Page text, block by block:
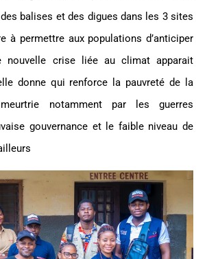
balises et des digues dans les 3 sites
à permettre aux populations d’anticiper
nouvelle crise liée au climat apparait
donne qui renforce la pauvreté de la
notamment par les guerres
gouvernance et le faible niveau de